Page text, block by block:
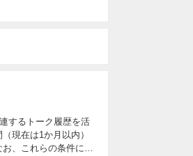
するトーク履歴を活
現在は1か月以内）
、これらの条件につ